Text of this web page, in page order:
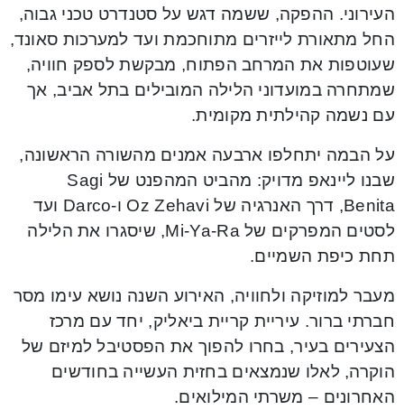
העירוני. ההפקה, ששמה דגש על סטנדרט טכני גבוה,
החל מתאורת לייזרים מתוחכמת ועד למערכות סאונד,
שעוטפות את המרחב הפתוח, מבקשת לספק חוויה,
שמתחרה במועדוני הלילה המובילים בתל אביב, אך
עם נשמה קהילתית מקומית.
על הבמה יתחלפו ארבעה אמנים מהשורה הראשונה,
שבנו ליינאפ מדויק: מהביט המהפנט של Sagi
Benita, דרך האנרגיה של Oz Zehavi ו-Darco ועד
לסטים המפרקים של Mi-Ya-Ra, שיסגרו את הלילה
תחת כיפת השמיים.
מעבר למוזיקה ולחוויה, האירוע השנה נושא עימו מסר
חברתי ברור. עיריית קריית ביאליק, יחד עם מרכז
הצעירים בעיר, בחרו להפוך את הפסטיבל למיזם של
הוקרה, לאלו שנמצאים בחזית העשייה בחודשים
האחרונים – משרתי המילואים.